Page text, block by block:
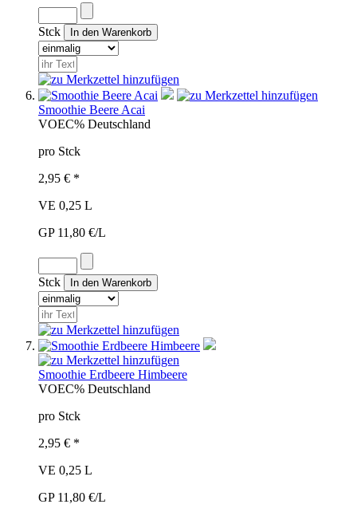
Stck
Smoothie Beere Acai
VOEC% Deutschland
pro Stck
2,95 € *
VE 0,25 L
GP 11,80 €/L
Stck
Smoothie Erdbeere Himbeere
VOEC% Deutschland
pro Stck
2,95 € *
VE 0,25 L
GP 11,80 €/L